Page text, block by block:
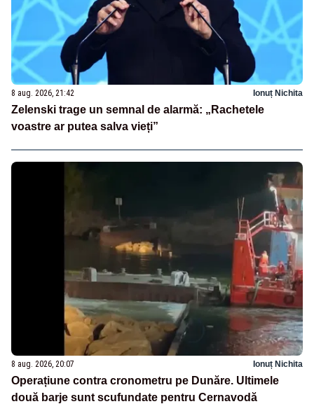
8 aug. 2026, 21:42 Ionuț Nichita
Zelenski trage un semnal de alarmă: „Rachetele
voastre ar putea salva vieți”
8 aug. 2026, 20:07 Ionuț Nichita
Operațiune contra cronometru pe Dunăre. Ultimele
două barje sunt scufundate pentru Cernavodă